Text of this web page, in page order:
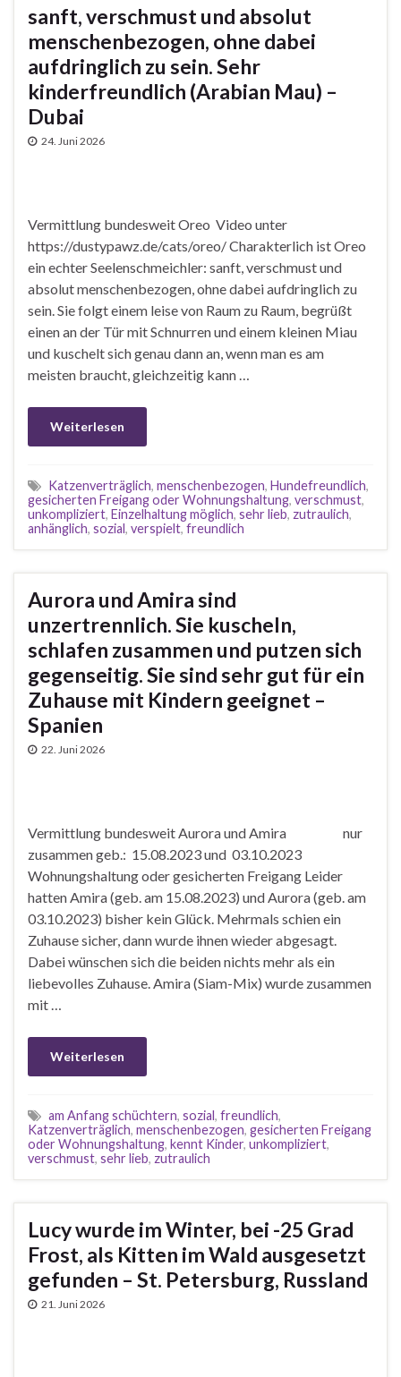
sanft, verschmust und absolut
menschenbezogen, ohne dabei
aufdringlich zu sein. Sehr
kinderfreundlich (Arabian Mau) –
Dubai
24. Juni 2026
Vermittlung bundesweit Oreo Video unter
https://dustypawz.de/cats/oreo/ Charakterlich ist Oreo
ein echter Seelenschmeichler: sanft, verschmust und
absolut menschenbezogen, ohne dabei aufdringlich zu
sein. Sie folgt einem leise von Raum zu Raum, begrüßt
einen an der Tür mit Schnurren und einem kleinen Miau
und kuschelt sich genau dann an, wenn man es am
meisten braucht, gleichzeitig kann …
Weiterlesen
Katzenverträglich, menschenbezogen, Hundefreundlich,
gesicherten Freigang oder Wohnungshaltung, verschmust,
unkompliziert, Einzelhaltung möglich, sehr lieb, zutraulich,
anhänglich, sozial, verspielt, freundlich
Aurora und Amira sind
unzertrennlich. Sie kuscheln,
schlafen zusammen und putzen sich
gegenseitig. Sie sind sehr gut für ein
Zuhause mit Kindern geeignet –
Spanien
22. Juni 2026
Vermittlung bundesweit Aurora und Amira nur
zusammen geb.: 15.08.2023 und 03.10.2023
Wohnungshaltung oder gesicherten Freigang Leider
hatten Amira (geb. am 15.08.2023) und Aurora (geb. am
03.10.2023) bisher kein Glück. Mehrmals schien ein
Zuhause sicher, dann wurde ihnen wieder abgesagt.
Dabei wünschen sich die beiden nichts mehr als ein
liebevolles Zuhause. Amira (Siam-Mix) wurde zusammen
mit …
Weiterlesen
am Anfang schüchtern, sozial, freundlich,
Katzenverträglich, menschenbezogen, gesicherten Freigang
oder Wohnungshaltung, kennt Kinder, unkompliziert,
verschmust, sehr lieb, zutraulich
Lucy wurde im Winter, bei -25 Grad
Frost, als Kitten im Wald ausgesetzt
gefunden – St. Petersburg, Russland
21. Juni 2026